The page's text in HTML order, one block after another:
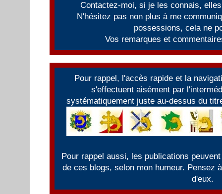
Contactez-moi, si je les connais,
N'hésitez pas non plus à me
possessions, cela ne
Vos remarques et
Pour rappel, l'accès rapide et la
s'effectuent aisément par
systématiquement juste au-dessus du
Pour rappel aussi, les publications
de ces blogs, selon mon humeur. Pensez
d'eux.